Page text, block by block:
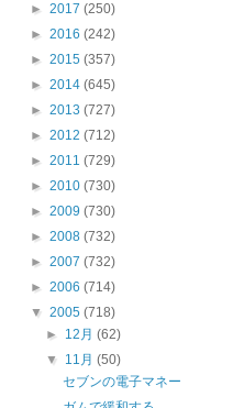
► 2017 (250)
► 2016 (242)
► 2015 (357)
► 2014 (645)
► 2013 (727)
► 2012 (712)
► 2011 (729)
► 2010 (730)
► 2009 (730)
► 2008 (732)
► 2007 (732)
► 2006 (714)
▼ 2005 (718)
► 12月(62)
▼ 11月(50)
セブンの電子マネー